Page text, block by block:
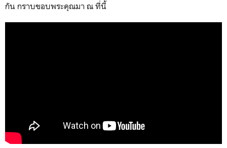
กัน กราบขอบพระคุณมา ณ ที่นี้